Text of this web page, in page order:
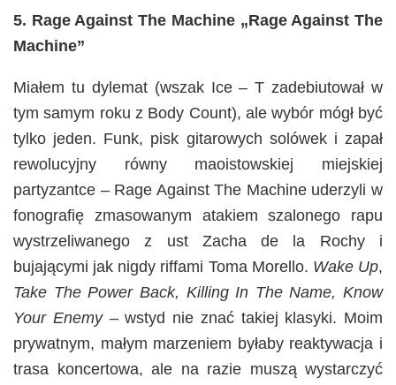
5. Rage Against The Machine „Rage Against The
Machine”
Miałem tu dylemat (wszak Ice – T zadebiutował w
tym samym roku z Body Count), ale wybór mógł być
tylko jeden. Funk, pisk gitarowych solówek i zapał
rewolucyjny równy maoistowskiej miejskiej
partyzantce – Rage Against The Machine uderzyli w
fonografię zmasowanym atakiem szalonego rapu
wystrzeliwanego z ust Zacha de la Rochy i
bujającymi jak nigdy riffami Toma Morello. Wake Up,
Take The Power Back, Killing In The Name, Know
Your Enemy– wstyd nie znać takiej klasyki. Moim
prywatnym, małym marzeniem byłaby reaktywacja i
trasa koncertowa, ale na razie muszą wystarczyć